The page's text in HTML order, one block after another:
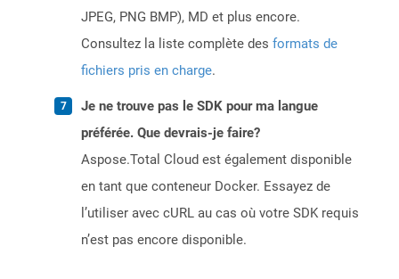
JPEG, PNG BMP), MD et plus encore.
Consultez la liste complète des formats de
fichiers pris en charge.
Je ne trouve pas le SDK pour ma langue
préférée. Que devrais-je faire?
Aspose.Total Cloud est également disponible
en tant que conteneur Docker. Essayez de
l’utiliser avec cURL au cas où votre SDK requis
n’est pas encore disponible.